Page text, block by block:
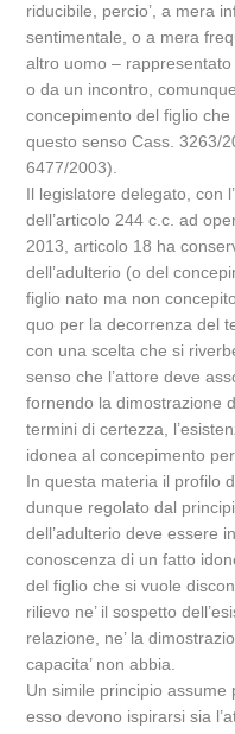
riducibile, percio’, a mera
sentimentale, o a mera
altro uomo –
o da un incontro,
concepimento del figlio
questo senso Cass. 3263/
6477/2003).
Il legislatore delegato, con
dell’articolo 244 c.c. ad
2013, articolo 18 ha
dell’adulterio (o del
figlio nato ma non
quo per la decorrenza del
con una scelta che si
senso che l’attore deve
fornendo la dimostrazione
termini di certezza,
idonea al concepimento
In questa materia il profilo
dunque regolato dal
dell’adulterio deve essere
conoscenza di un fatto
del figlio che si vuole
rilievo ne’ il sospetto
relazione, ne’ la
capacita’ non abbia.
Un simile principio
esso devono ispirarsi sia